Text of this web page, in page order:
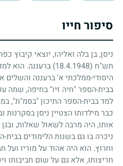
סיפור חייו
ניסן, בן בלה ואליהו, יוצאי קיבוץ
תש"ח (18.4.1948)
ברעננה. הוא
היסודי-ממלכתי א' ברעננה והשלים
בבית-הספר "חיה זיו" בחיפה, שמה
למד בבית-הספר התיכון "בסמ"ת",
כבר מילדותו הצטיין ניסן בסקרנות
אותו, היה מרבה לשאול שאלות, ובגן
ניכרה בו גם בשנות הלימודים
וחרוץ. הוא היה אהוד על מוריו ועל
חריצותו, אלא גם על שום חביבותו